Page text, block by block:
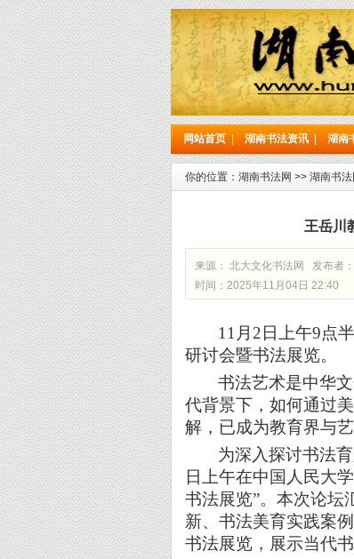
网站首页 湖南书法资讯 湖南
你的位置： 湖南书法网 >> 湖南书
王岳川
来源： 北大文化书法网 发布者：
时间：2025年11月04日 22:40
11月2日 上午9点
研讨会暨书法展览。
书法艺术是中华
代背景下，如何通过
解，已成为教育界与
为深入探讨书法
日上午在中国人民大
书法展览”。本次论坛
新、书法美育实践案
书法展览，展示当代